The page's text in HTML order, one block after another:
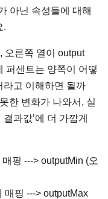
아닌 속성들에 대해
.
오른쪽 열이 output
퍼센트는 양쪽이 어떻
라고 이해하면 될까
한 변화가 나와서, 실
과값’에 더 가깝게
핑 ---> outputMin (오
매핑 ---> outputMax